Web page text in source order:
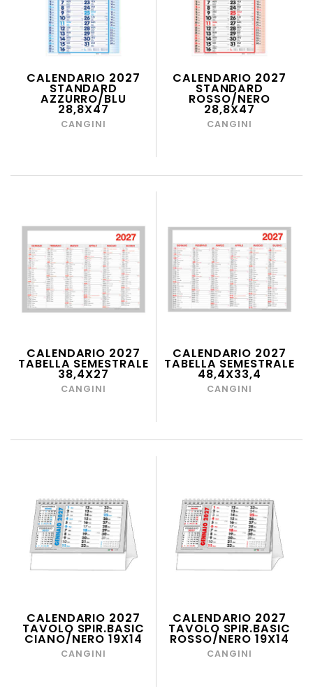
CALENDARIO 2027
STANDARD
AZZURRO/BLU
28,8X47
CANGINI
CALENDARIO 2027
STANDARD
ROSSO/NERO
28,8X47
CANGINI
CALENDARIO 2027
TABELLA SEMESTRALE
38,4X27
CANGINI
CALENDARIO 2027
TABELLA SEMESTRALE
48,4X33,4
CANGINI
CALENDARIO 2027
TAVOLO SPIR.BASIC
CIANO/NERO 19X14
CANGINI
CALENDARIO 2027
TAVOLO SPIR.BASIC
ROSSO/NERO 19X14
CANGINI